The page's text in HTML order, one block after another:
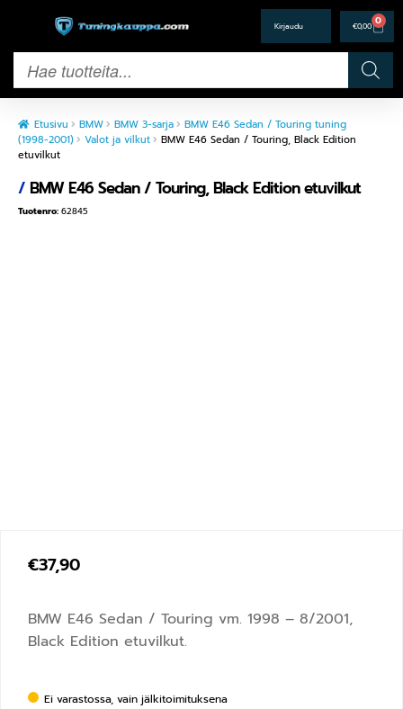
€0,00 0
Etusivu BMW BMW 3-sarja
BMW E46 Sedan / Touring tuning
(1998-2001)
Valot ja vilkut
BMW E46 Sedan / Touring, Black Edition
etuvilkut
/BMW E46 Sedan / Touring, Black Edition etuvilkut
Tuotenro: 62845
€37,90
BMW E46 Sedan / Touring vm. 1998 – 8/2001,
Black Edition etuvilkut.
Ei varastossa, vain jälkitoimituksena